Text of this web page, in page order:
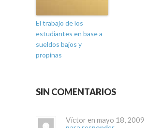
El trabajo de los
estudiantes en base a
sueldos bajos y
propinas
SIN COMENTARIOS